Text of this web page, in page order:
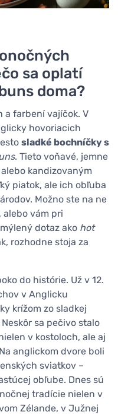
sa oplatí
doma?
a farbení vajíčok. V
hovoriacich
sladké bochníčky s
. Tieto voňavé, jemne
kandizovaným
piatok, ale ich obľuba
Možno ste na ne
alebo vám pri
dotaz ako hot
rozhodne stoja za
do histórie. Už v 12.
v Anglicku
krížom zo sladkej
sa pečivo stalo
v kostoloch, ale aj
anglickom dvore boli
sviatkov –
obľube. Dnes sú
tradície nielen v
Zélande, v Južnej